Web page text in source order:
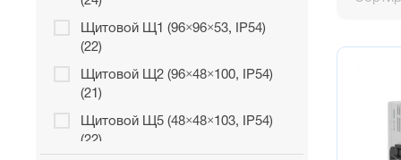
Щитовой Щ1 (96×96×53, IP54)
(22)
Щитовой Щ2 (96×48×100, IP54)
(21)
Щитовой Щ5 (48×48×103, IP54)
(22)
24В
Монтаж